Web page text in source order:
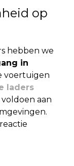
op
hebben we
in
voertuigen
laders
aan